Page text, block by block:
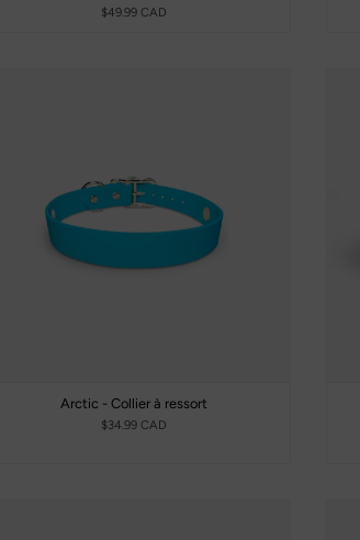
$49.99 CAD
Arctic - Collier à ressort
$34.99 CAD